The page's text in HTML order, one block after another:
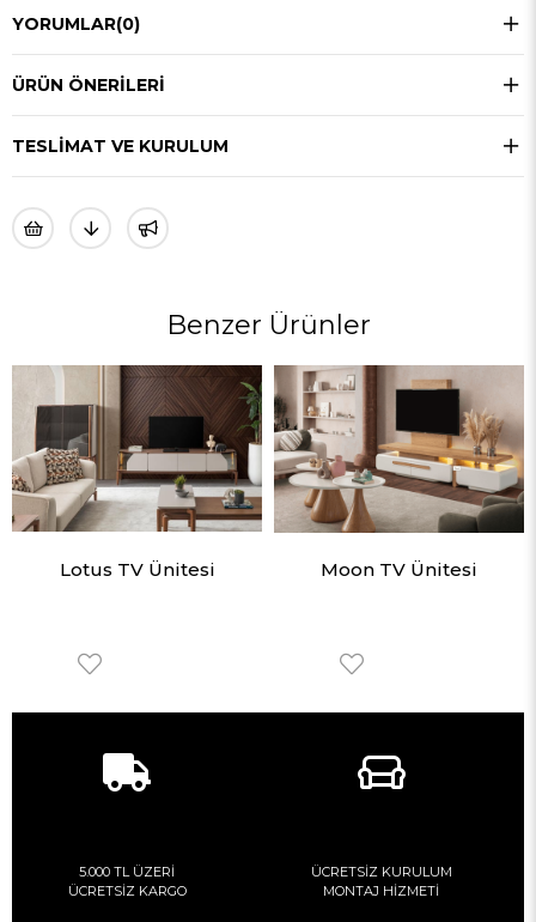
YORUMLAR(0)
ÜRÜN ÖNERILERI
TESLIMAT VE KURULUM
Benzer Ürünler
Lotus TV Ünitesi Moon TV Ünitesi
5.000 TL ÜZERİ
ÜCRETSİZ KARGO
ÜCRETSİZ KURULUM
MONTAJ HİZMETİ